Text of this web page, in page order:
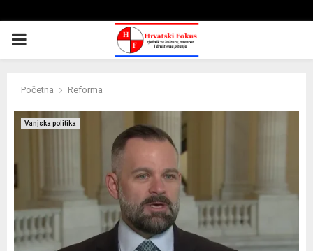
PRIMARY
Početna Reforma
Vanjska politika